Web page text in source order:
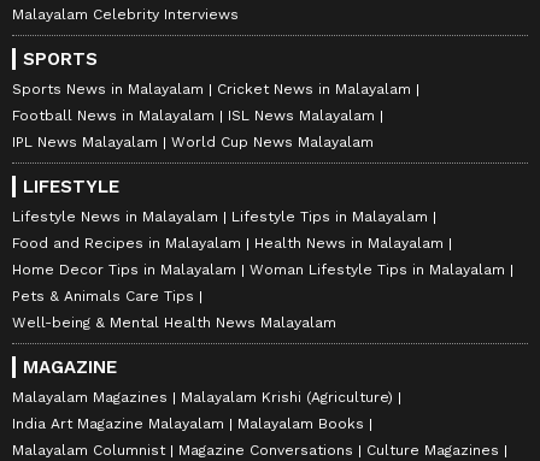
Malayalam Celebrity Interviews
SPORTS
Sports News in Malayalam
Cricket News in Malayalam
Football News in Malayalam
ISL News Malayalam
IPL News Malayalam
World Cup News Malayalam
LIFESTYLE
Lifestyle News in Malayalam
Lifestyle Tips in Malayalam
Food and Recipes in Malayalam
Health News in Malayalam
Home Decor Tips in Malayalam
Woman Lifestyle Tips in Malayalam
Pets & Animals Care Tips
Well-being & Mental Health News Malayalam
MAGAZINE
Malayalam Magazines
Malayalam Krishi (Agriculture)
India Art Magazine Malayalam
Malayalam Books
Malayalam Columnist
Magazine Conversations
Culture Magazines